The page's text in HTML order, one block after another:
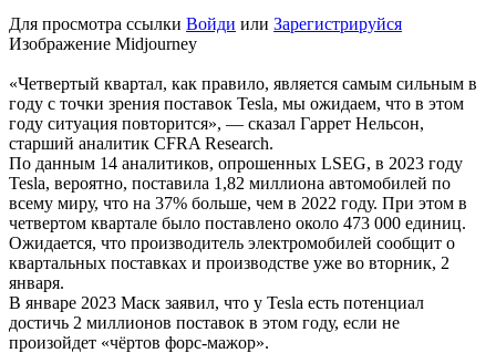
Для просмотра ссылки Войди или Зарегистрируйся
Изображение Midjourney
«Четвертый квартал, как правило, является самым сильным в
году с точки зрения поставок Tesla, мы ожидаем, что в этом
году ситуация повторится», — сказал Гаррет Нельсон,
старший аналитик CFRA Research.
По данным 14 аналитиков, опрошенных LSEG, в 2023 году
Tesla, вероятно, поставила 1,82 миллиона автомобилей по
всему миру, что на 37% больше, чем в 2022 году. При этом в
четвертом квартале было поставлено около 473 000 единиц.
Ожидается, что производитель электромобилей сообщит о
квартальных поставках и производстве уже во вторник, 2
января.
В январе 2023 Маск заявил, что у Tesla есть потенциал
достичь 2 миллионов поставок в этом году, если не
произойдет «чёртов форс-мажор».